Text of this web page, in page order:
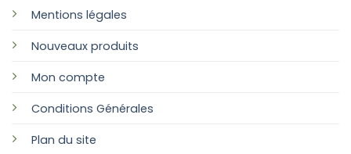
Mentions légales
Nouveaux produits
Mon compte
Conditions Générales
Plan du site